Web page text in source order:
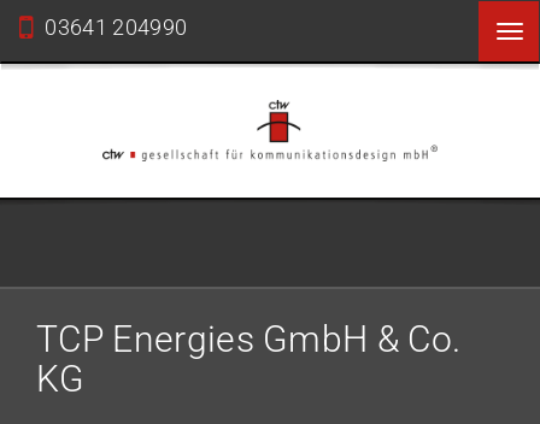
03641 204990
TCP Energies GmbH & Co.
KG